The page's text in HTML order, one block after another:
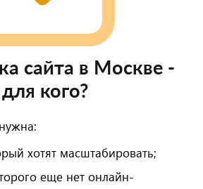
сайта в Москве -
для кого?
хотят масштабировать;
еще нет онлайн-